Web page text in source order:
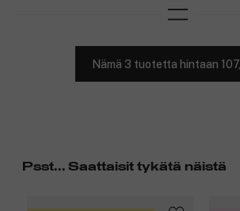
Nämä 3 tuotetta hintaan
Psst... Saattaisit tykätä näistä